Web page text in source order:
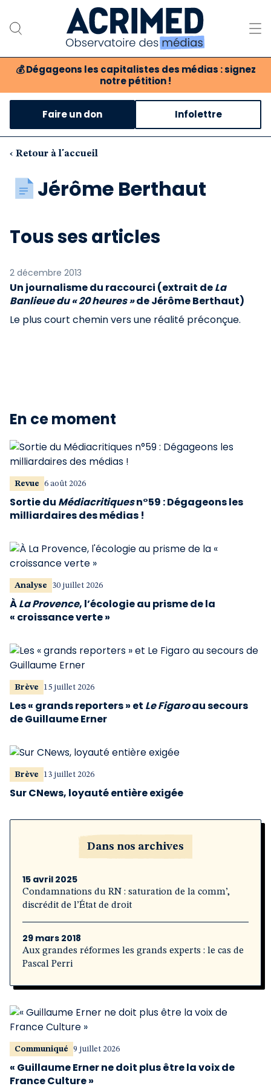
💰 Dégageons les capitalistes des médias : signez
notre pétition !
Notre association
Notre critique des médias
Nos propositions
Notre revue
Faire un don Infolettre
‹ Retour à l'accueil
Jérôme Berthaut
Tous ses articles
2 décembre 2013
Un journalisme du raccourci (extrait deLa
Banlieue du « 20 heures »de Jérôme Berthaut)
Le plus court chemin vers une réalité préconçue.
En ce moment
Revue 6 août 2026
Sortie du Médiacritiquesn°59 : Dégageons les
milliardaires des médias !
Analyse 30 juillet 2026
ÀLa Provence, l’écologie au prisme de la
« croissance verte »
Brève 15 juillet 2026
Les « grands reporters » et Le Figaroau secours
de Guillaume Erner
Brève 13 juillet 2026
Sur CNews, loyauté entière exigée
Dans nos archives
15 avril 2025
Condamnations du RN : saturation de la comm’,
discrédit de l’État de droit
29 mars 2018
Aux grandes réformes les grands experts : le cas de
Pascal Perri
Communiqué 9 juillet 2026
« Guillaume Erner ne doit plus être la voix de
France Culture »